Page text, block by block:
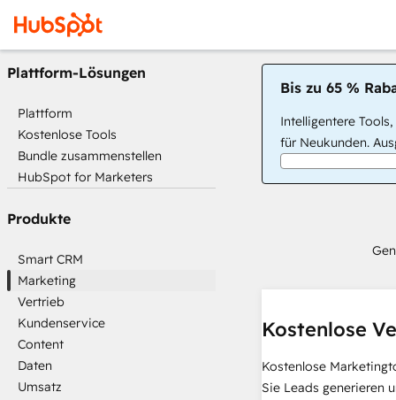
Plattform-Lösungen
Plattform
Kostenlose Tools
Bundle zusammenstellen
HubSpot for Marketers
Produkte
Smart CRM
Marketing
Vertrieb
Kundenservice
Content
Daten
Umsatz
Bis zu 65 %
Intelligentere
für Neukunden.
Kostenlose
Kostenlose
Sie Leads generieren